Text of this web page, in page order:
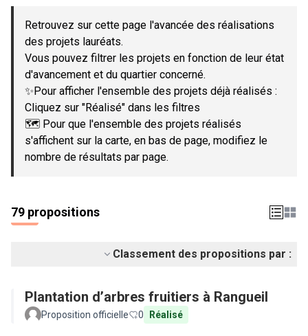
−
Retrouvez sur cette page l'avancée des réalisations
des projets lauréats.
Vous pouvez filtrer les projets en fonction de leur état
d'avancement et du quartier concerné.
✨Pour afficher l'ensemble des projets déjà réalisés :
Cliquez sur "Réalisé" dans les filtres
🗺️ Pour que l'ensemble des projets réalisés
s'affichent sur la carte, en bas de page, modifiez le
nombre de résultats par page.
79 propositions
Classement des propositions par :
Plantation d’arbres fruitiers à Rangueil
Proposition officielle 0 Réalisé